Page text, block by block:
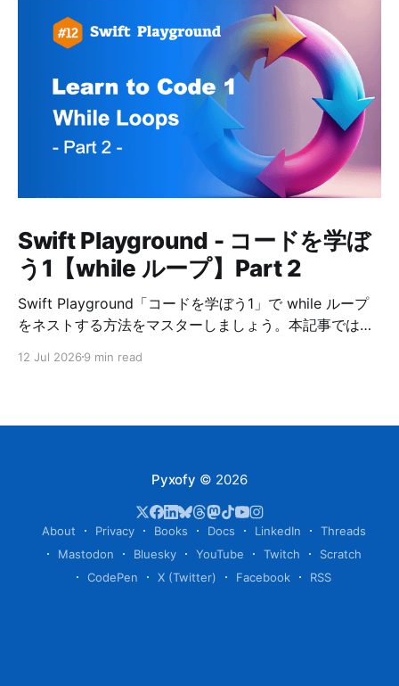
Swift Playground - コードを学ぼ
う1【while ループ】Part 2
Swift Playground「コードを学ぼう1」で while ループ
をネストする方法をマスターしましょう。本記事ではプ
ードの正解例を掲載しています。
12 Jul 2026 9 min read
Pyxofy © 2026
About Privacy Books Docs LinkedIn
Threads
Mastodon
Bluesky YouTube Twitch
Scratch
CodePen
X (Twitter) Facebook RSS